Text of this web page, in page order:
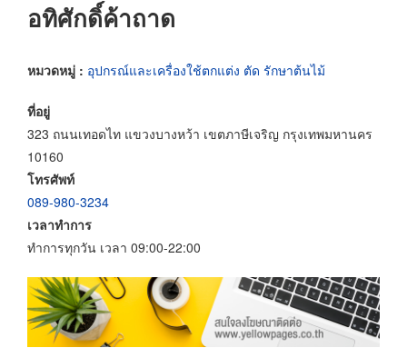
อทิศักดิ์ค้าถาด
หมวดหมู่ : อุปกรณ์และเครื่องใช้ตกแต่ง ตัด รักษาต้นไม้
ที่อยู่
323 ถนนเทอดไท แขวงบางหว้า เขตภาษีเจริญ กรุงเทพมหานคร
10160
โทรศัพท์
089-980-3234
เวลาทำการ
ทำการทุกวัน เวลา 09:00-22:00